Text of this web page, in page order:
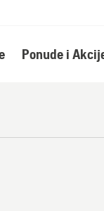
Ponude i